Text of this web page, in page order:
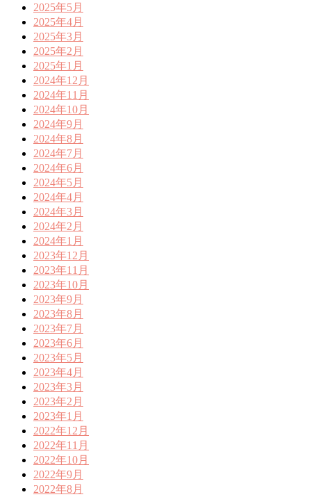
2025年5月
2025年4月
2025年3月
2025年2月
2025年1月
2024年12月
2024年11月
2024年10月
2024年9月
2024年8月
2024年7月
2024年6月
2024年5月
2024年4月
2024年3月
2024年2月
2024年1月
2023年12月
2023年11月
2023年10月
2023年9月
2023年8月
2023年7月
2023年6月
2023年5月
2023年4月
2023年3月
2023年2月
2023年1月
2022年12月
2022年11月
2022年10月
2022年9月
2022年8月